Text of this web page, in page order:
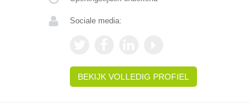
Sociale media:
BEKIJK VOLLEDIG PROFIEL